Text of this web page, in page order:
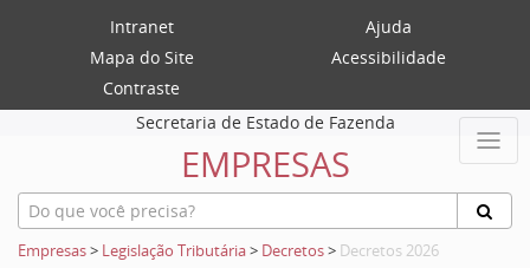
Intranet
Ajuda
Mapa do Site
Acessibilidade
Contraste
Secretaria de Estado de Fazenda
EMPRESAS
Empresas> Legislação Tributária> Decretos> Decretos 2026